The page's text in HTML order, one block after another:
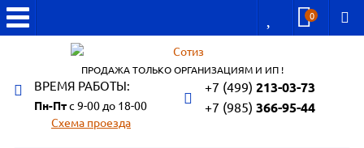
0
ПРОДАЖА ТОЛЬКО ОРГАНИЗАЦИЯМ И ИП !
ВРЕМЯ РАБОТЫ:
Пн-Птс 9-00 до 18-00
Схема проезда
+7 (499) 213-03-73
+7 (985) 366-95-44